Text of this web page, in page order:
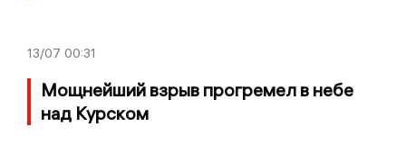
13/07 00:31
Мощнейший взрыв прогремел в небе
над Курском